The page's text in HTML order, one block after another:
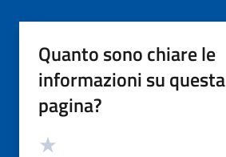
Quanto sono chiare le
informazioni su questa
pagina?
Valutazione